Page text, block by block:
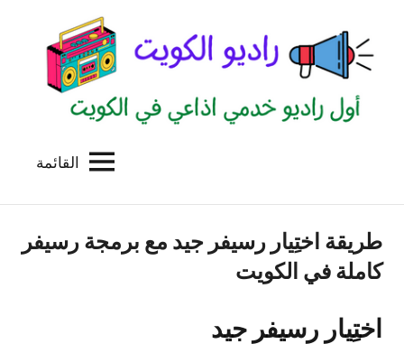
المحتوى
الكويت
للاعلانات
الخدمية
بالكويت
القائمة
طريقة اختِيار رسيفر جيد مع برمجة رسيفر
كاملة في الكويت
اختِيار رسيفر جيد